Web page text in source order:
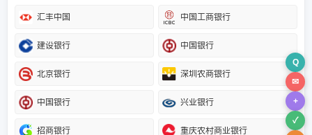
汇丰中国 中国工商银行
建设银行 中国银行
北京银行 深圳农商银行
中国银行 兴业银行
招商银行 重庆农村商业银行
Q
✉
+
✓